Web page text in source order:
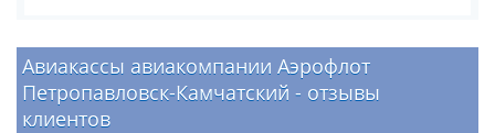
Авиакассы авиакомпании Аэрофлот
Петропавловск-Камчатский - отзывы
клиентов